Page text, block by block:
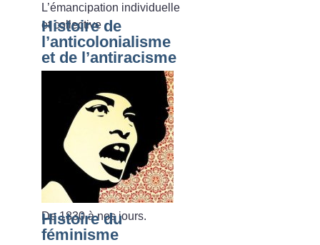
L’émancipation individuelle
et collective
Histoire de
l’anticolonialisme
et de l’antiracisme
De 1830 à nos jours.
Histoire du
féminisme